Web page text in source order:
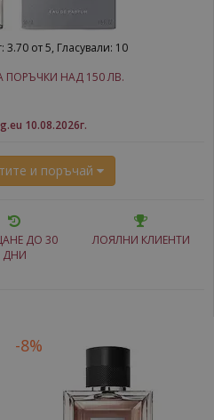
3.70 от 5, Гласували: 10
ПОРЪЧКИ НАД 150 ЛВ.
10.08.2026г.
и поръчай
ДО 30
ДНИ
ЛОЯЛНИ КЛИЕНТИ
-8%